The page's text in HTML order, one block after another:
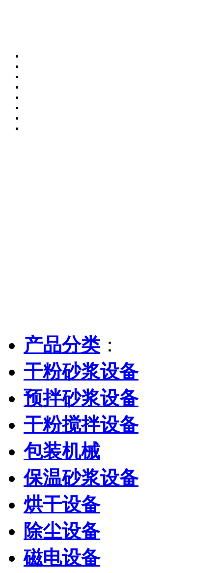
产品分类：
干粉砂浆设备
预拌砂浆设备
干粉搅拌设备
包装机械
保温砂浆设备
烘干设备
除尘设备
磁电设备